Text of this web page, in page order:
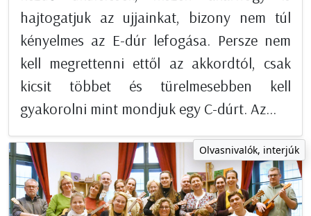
hajtogatjuk az ujjainkat, bizony nem túl
kényelmes az E-dúr lefogása. Persze nem
kell megrettenni ettől az akkordtól, csak
kicsit többet és türelmesebben kell
gyakorolni mint mondjuk egy C-dúrt. Az...
Olvasnivalók, interjúk